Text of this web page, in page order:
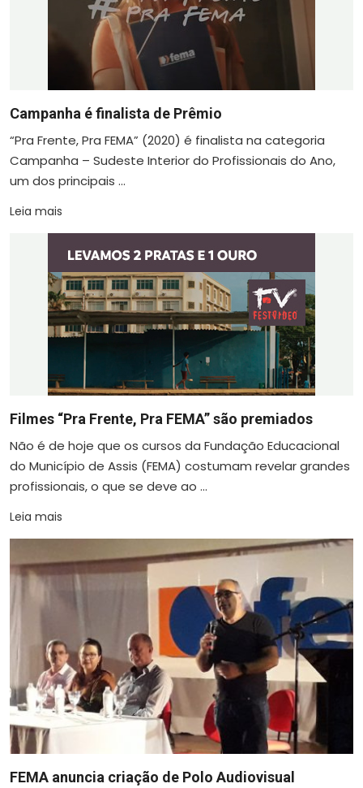
Campanha é finalista de Prêmio
“Pra Frente, Pra FEMA” (2020) é finalista na categoria
Campanha – Sudeste Interior do Profissionais do Ano,
um dos principais ...
Leia mais
Filmes “Pra Frente, Pra FEMA” são premiados
Não é de hoje que os cursos da Fundação Educacional
do Município de Assis (FEMA) costumam revelar grandes
profissionais, o que se deve ao ...
Leia mais
FEMA anuncia criação de Polo Audiovisual